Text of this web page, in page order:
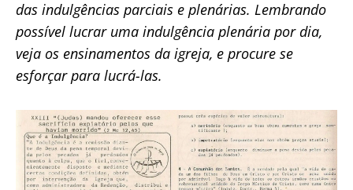
das indulgências parciais e plenárias. Lembrando
possível lucrar uma indulgência plenária por dia,
veja os ensinamentos da igreja, e procure se
esforçar para lucrá-las.